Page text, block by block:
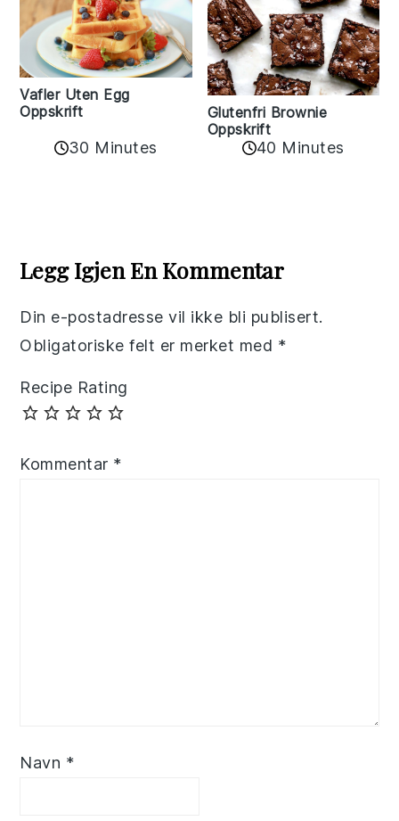
Vafler Uten Egg
Oppskrift
30 Minutes
Glutenfri Brownie
Oppskrift
40 Minutes
Interactions
Legg Igjen En Kommentar
Din e-postadresse vil ikke bli publisert.
Obligatoriske felt er merket med *
Recipe Rating
Kommentar *
Navn *